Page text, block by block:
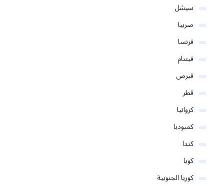
سيشل
صربيا
فرنسا
فيتنام
قبرص
قطر
كرواتيا
كمبوديا
كندا
كوبا
كوريا الجنوبية